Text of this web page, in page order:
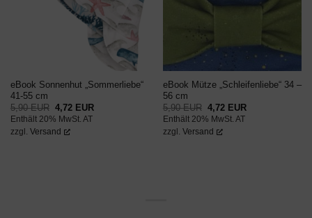
eBook Sonnenhut „Sommerliebe“
41-55 cm
5,90EUR Ursprünglicher
Preis
war:
5,90 EUR
4,72 EURAktueller
Enthält 20% MwSt. AT
zzgl. Versand
eBook Mütze „Schleifenliebe“ 34 –
56 cm
5,90EUR Ursprünglicher
Preis
war:
5,90 EUR
4,72 EURAktueller
Enthält 20% MwSt. AT
zzgl. Versand